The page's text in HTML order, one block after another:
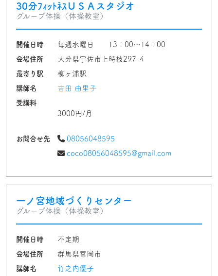
30分ﾌｨｯﾄﾈｽＵＳＡスタジオ
グループ体操（体操教室）
開催日時
毎週水曜日 13：00～14：00
会場住所
大分県宇佐市上時枝297-4
最寄り駅
柳ヶ浦駅
講師名
吉田 由里子
受講料
3000円/月
お問合せ先
08056048595
coco08056048595@gmail.com
一ノ宮地域づくりセンター
グループ体操（体操教室）
開催日時
不定期
会場住所
群馬県富岡市
講師名
竹之内優子